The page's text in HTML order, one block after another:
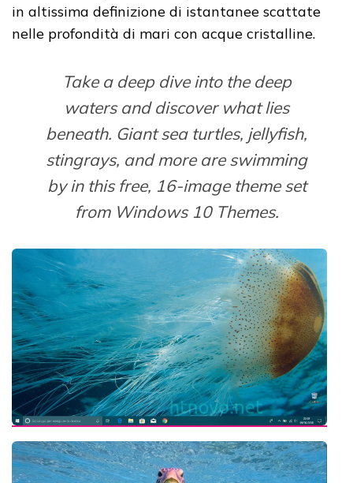
in altissima definizione di istantanee scattate
nelle profondità di mari con acque cristalline.
Take a deep dive into the deep
waters and discover what lies
beneath. Giant sea turtles, jellyfish,
stingrays, and more are swimming
by in this free, 16-image theme set
from Windows 10 Themes.